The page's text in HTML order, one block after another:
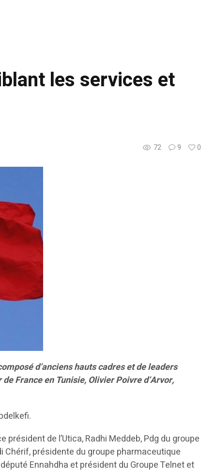
les services et
72 9 0
d’anciens hauts cadres et de leaders
France en Tunisie, Olivier Poivre d’Arvor,
de l’Utica, Radhi Meddeb, Pdg du groupe
Chérif, présidente du groupe pharmaceutique
Ennahdha et président du Groupe Telnet et